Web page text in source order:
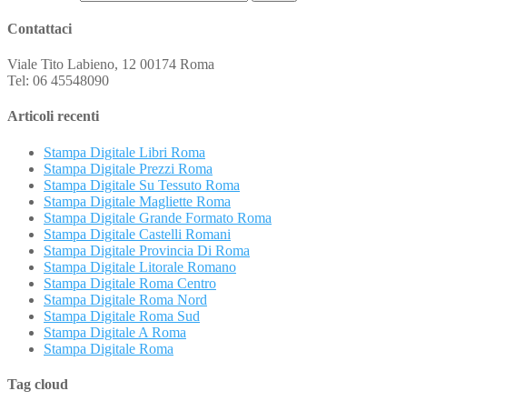
Contattaci
Viale Tito Labieno, 12 00174 Roma
Tel: 06 45548090
Articoli recenti
Stampa Digitale Libri Roma
Stampa Digitale Prezzi Roma
Stampa Digitale Su Tessuto Roma
Stampa Digitale Magliette Roma
Stampa Digitale Grande Formato Roma
Stampa Digitale Castelli Romani
Stampa Digitale Provincia Di Roma
Stampa Digitale Litorale Romano
Stampa Digitale Roma Centro
Stampa Digitale Roma Nord
Stampa Digitale Roma Sud
Stampa Digitale A Roma
Stampa Digitale Roma
Tag cloud